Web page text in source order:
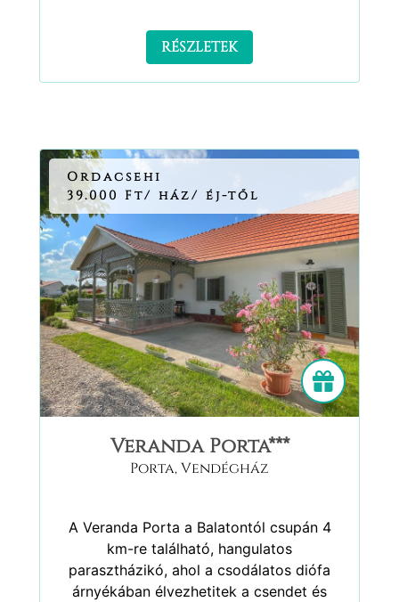
RÉSZLETEK
Ordacsehi
39.000 Ft/ ház/ éj-től
Veranda Porta***
Porta,Vendégház
A Veranda Porta a Balatontól csupán 4
km-re található, hangulatos
parasztházikó, ahol a csodálatos diófa
árnyékában élvezhetitek a csendet és